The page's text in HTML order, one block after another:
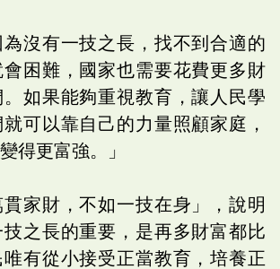
為沒有一技之長，找不到合適的
困難，國家也需要花費更多財
如果能夠重視教育，讓人民學
可以靠自己的力量照顧家庭，
得更富強。」
家財，不如一技在身」，說明
之長的重要，是再多財富都比
有從小接受正當教育，培養正